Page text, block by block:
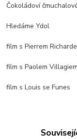
Čokoládoví
Hledáme Ydol
film s Pierrem
film s Paolem Villagiem
film s Louis se Funes